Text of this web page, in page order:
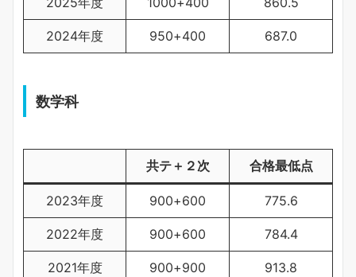
2024年度 950+400 687.0
数学科
共テ＋２次 合格最低点
2023年度 900+600 775.6
2022年度 900+600 784.4
2021年度 900+900 913.8